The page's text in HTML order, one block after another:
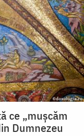
ce „mușcăm
Dumnezeu